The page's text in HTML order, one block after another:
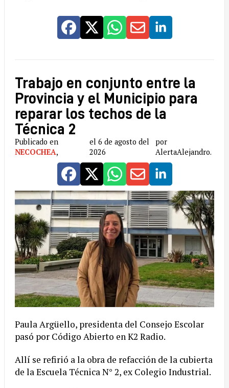
Trabajo en conjunto entre la
Provincia y el Municipio para
reparar los techos de la
Técnica 2
Publicado en
NECOCHEA,
el 6 de agosto del
2026
por
AlertaAlejandro.
Paula Argüello, presidenta del Consejo Escolar
pasó por Código Abierto en K2 Radio.
Allí se refirió a la obra de refacción de la cubierta
de la Escuela Técnica N° 2, ex Colegio Industrial.